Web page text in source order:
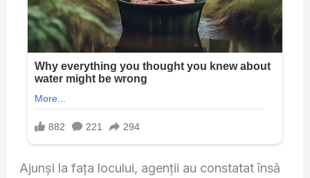
Ajunși la fața locului, agenții au constatat însă